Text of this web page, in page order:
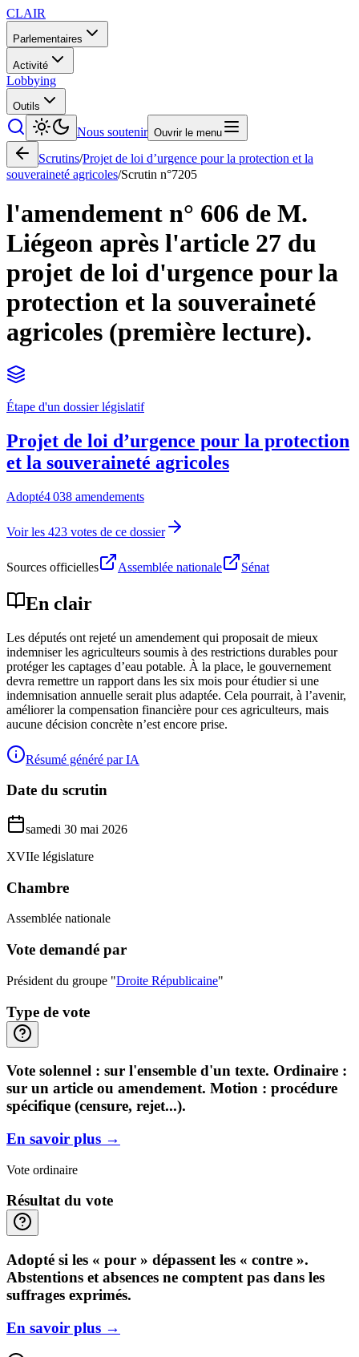
CLAIR
Parlementaires
Activité
Lobbying
Outils
Nous soutenir Ouvrir le menu
Scrutins/Projet de loi d’urgence pour la protection et la
souveraineté agricoles/Scrutin n°7205
l'amendement n° 606 de M.
Liégeon après l'article 27 du
projet de loi d'urgence pour la
protection et la souveraineté
agricoles (première lecture).
Étape d'un dossier législatif
Projet de loi d’urgence pour la protection
et la souveraineté agricoles
Adopté4 038 amendements
Voir les 423 votes de ce dossier
Sources officielles Assemblée nationale Sénat
En clair
Les députés ont rejeté un amendement qui proposait de mieux
indemniser les agriculteurs soumis à des restrictions durables pour
protéger les captages d’eau potable. À la place, le gouvernement
devra remettre un rapport dans les six mois pour étudier si une
indemnisation annuelle serait plus adaptée. Cela pourrait, à l’avenir,
améliorer la compensation financière pour ces agriculteurs, mais
aucune décision concrète n’est encore prise.
Résumé généré par IA
Date du scrutin
samedi 30 mai 2026
XVIIe législature
Chambre
Assemblée nationale
Vote demandé par
Président du groupe "Droite Républicaine"
Type de vote
Vote solennel : sur l'ensemble d'un texte. Ordinaire :
sur un article ou amendement. Motion : procédure
spécifique (censure, rejet...).
En savoir plus →
Vote ordinaire
Résultat du vote
Adopté si les « pour » dépassent les « contre ».
Abstentions et absences ne comptent pas dans les
suffrages exprimés.
En savoir plus →